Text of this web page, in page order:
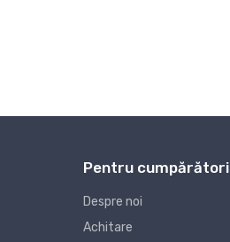
Pentru cumpărători
Despre noi
Achitare